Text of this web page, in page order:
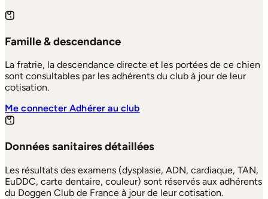
Famille & descendance
La fratrie, la descendance directe et les portées de ce chien
sont consultables par les adhérents du club à jour de leur
cotisation.
Me connecterAdhérer au club
Données sanitaires détaillées
Les résultats des examens (dysplasie, ADN, cardiaque, TAN,
EuDDC, carte dentaire, couleur) sont réservés aux adhérents
du Doggen Club de France à jour de leur cotisation.